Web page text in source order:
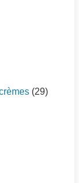
(29)